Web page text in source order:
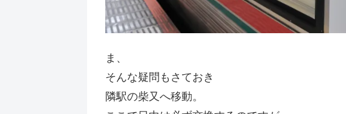
ま、
そんな疑問もさておき
隣駅の柴又へ移動。